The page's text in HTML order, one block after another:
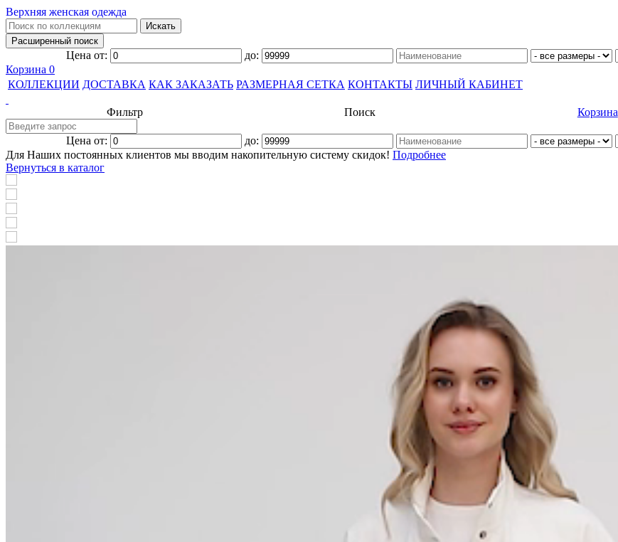
Верхняя женская одежда
Цена от: до:
Корзина 0
КОЛЛЕКЦИИ ДОСТАВКА КАК ЗАКАЗАТЬ РАЗМЕРНАЯ СЕТКА КОНТАКТЫ ЛИЧНЫЙ КАБИНЕТ
Корзина
Поиск
Фильтр
Цена от: до:
Для Наших постоянных клиентов мы вводим накопительную систему скидок! Подробнее
Вернуться в каталог